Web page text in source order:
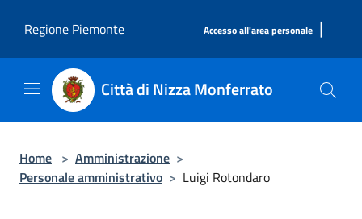
Regione Piemonte
Accesso all'area personale |
Città di Nizza Monferrato
Home > Amministrazione >
Personale amministrativo > Luigi Rotondaro